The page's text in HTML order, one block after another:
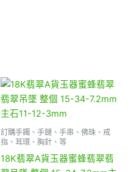
訂購手鐲、手鏈、手串、佛珠、戒
指、耳環、胸針、等
18K翡翠A貨玉器蜜蜂翡翠翡